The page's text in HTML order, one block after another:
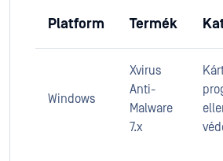
Platform Termék
Windows
Xvirus
Anti-
Malware
7.x